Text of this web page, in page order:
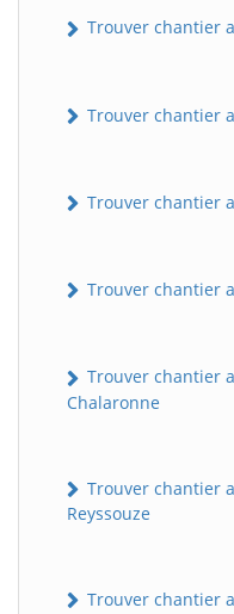
Trouver chantier
Trouver chantier
Trouver chantier
Trouver chantier
Trouver chantier
Chalaronne
Trouver chantier
Reyssouze
Trouver chantier